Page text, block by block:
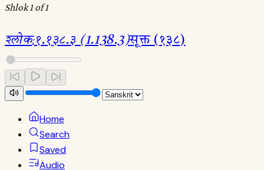
Shlok 1 of 1
श्लोक:१.१३८.३ (1.138.3)सूक्त (१३८)
Home
Search
Saved
Audio